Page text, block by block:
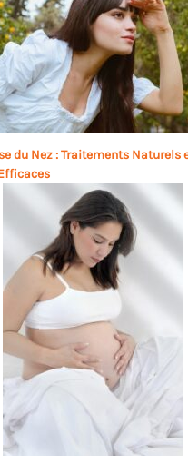
du Nez : Traitements Naturels